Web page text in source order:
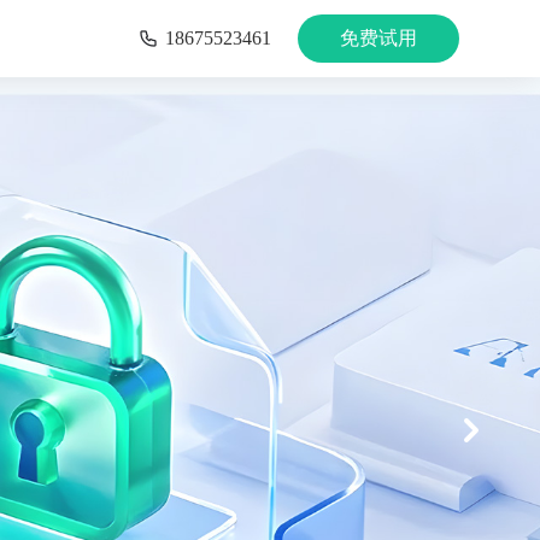
18675523461 免费试用